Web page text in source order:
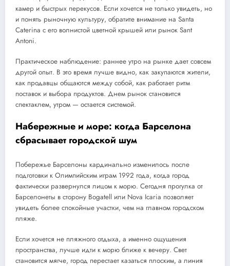
камер и быстрых перекусов. Если хочется не только увидеть, но
и понять рыночную культуру, обратите внимание на Santa
Caterina с его волнистой цветной крышей или рынок Sant
Antoni.
Практическое наблюдение: раннее утро на рынке дает совсем
другой опыт. В это время лучше видно, как закупаются жители,
как продавцы общаются между собой, как работает ритм
поставок и выбора продуктов. Днем рынок становится
спектаклем, утром — остается системой.
Набережные и море: когда Барселона
сбрасывает городской шум
Побережье Барселоны кардинально изменилось после
подготовки к Олимпийским играм 1992 года, когда город
фактически развернулся лицом к морю. Сегодня прогулка от
Барселонеты в сторону Bogatell или Nova Icaria позволяет
увидеть более спокойные участки, чем на главном городском
пляже.
Если хочется не пляжного отдыха, а именно ощущения
пространства, лучше идти к морю ближе к вечеру. Свет
становится мягче, город перестает казаться плоским, а линия